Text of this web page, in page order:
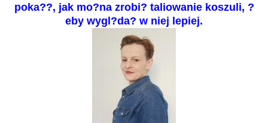
poka??, jak mo?na zrobi? taliowanie koszuli, ?
eby wygl?da? w niej lepiej.